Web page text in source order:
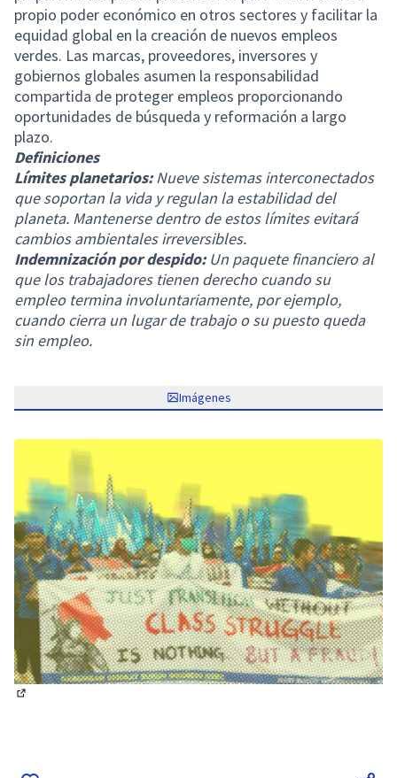
propio poder económico en otros sectores y facilitar la
equidad global en la creación de nuevos empleos
verdes. Las marcas, proveedores, inversores y
gobiernos globales asumen la responsabilidad
compartida de proteger empleos proporcionando
oportunidades de búsqueda y reformación a largo
plazo.
Definiciones
Límites planetarios:Nueve sistemas interconectados
que soportan la vida y regulan la estabilidad del
planeta. Mantenerse dentro de estos límites evitará
cambios ambientales irreversibles.
Indemnización por despido: Un paquete financiero al
que los trabajadores tienen derecho cuando su
empleo termina involuntariamente, por ejemplo,
cuando cierra un lugar de trabajo o su puesto queda
sin empleo.
Imágenes